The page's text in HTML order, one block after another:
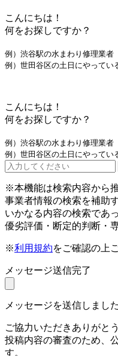
こんにちは！
何をお探しですか？
例）渋谷駅の水まわり修理業者
例）世田谷区の土日にやってい
こんにちは！
何をお探しですか？
例）渋谷駅の水まわり修理業者
例）世田谷区の土日にやってい
※本機能は検索内容から
事業者情報の検索を補助
いかなる内容の検索であ
優劣評価・断定的判断・
※利用規約をご確認の上
メッセージ送信完了
メッセージを送信しました
ご協力いただきありがと
投稿内容の審査のため、
す。